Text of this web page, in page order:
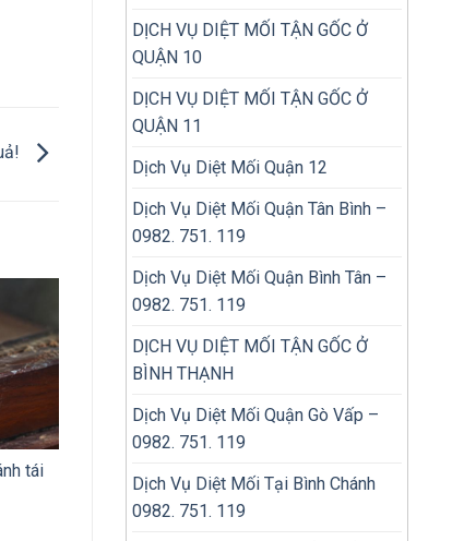
tái
DỊCH VỤ DIỆT MỐI TẬN GỐC Ở
QUẬN 10
DỊCH VỤ DIỆT MỐI TẬN GỐC Ở
QUẬN 11
Dịch Vụ Diệt Mối Quận 12
Dịch Vụ Diệt Mối Quận Tân Bình –
0982. 751. 119
Dịch Vụ Diệt Mối Quận Bình Tân –
0982. 751. 119
DỊCH VỤ DIỆT MỐI TẬN GỐC Ở
BÌNH THẠNH
Dịch Vụ Diệt Mối Quận Gò Vấp –
0982. 751. 119
Dịch Vụ Diệt Mối Tại Bình Chánh
0982. 751. 119